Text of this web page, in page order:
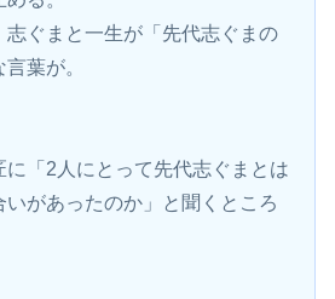
志ぐまと一生が「先代志ぐまの
葉が。
に「2人にとって先代志ぐまとは
があったのか」と聞くところ